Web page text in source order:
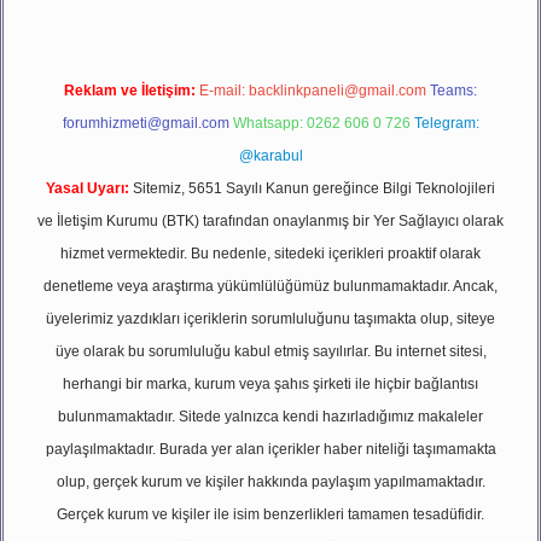
Reklam ve İletişim: E-mail: backlinkpaneli@gmail.com Teams:
forumhizmeti@gmail.com Whatsapp: 0262 606 0 726 Telegram:
@karabul
Yasal Uyarı: Sitemiz, 5651 Sayılı Kanun gereğince Bilgi Teknolojileri
ve İletişim Kurumu (BTK) tarafından onaylanmış bir Yer Sağlayıcı olarak
hizmet vermektedir. Bu nedenle, sitedeki içerikleri proaktif olarak
denetleme veya araştırma yükümlülüğümüz bulunmamaktadır. Ancak,
üyelerimiz yazdıkları içeriklerin sorumluluğunu taşımakta olup, siteye
üye olarak bu sorumluluğu kabul etmiş sayılırlar. Bu internet sitesi,
herhangi bir marka, kurum veya şahıs şirketi ile hiçbir bağlantısı
bulunmamaktadır. Sitede yalnızca kendi hazırladığımız makaleler
paylaşılmaktadır. Burada yer alan içerikler haber niteliği taşımamakta
olup, gerçek kurum ve kişiler hakkında paylaşım yapılmamaktadır.
Gerçek kurum ve kişiler ile isim benzerlikleri tamamen tesadüfidir.